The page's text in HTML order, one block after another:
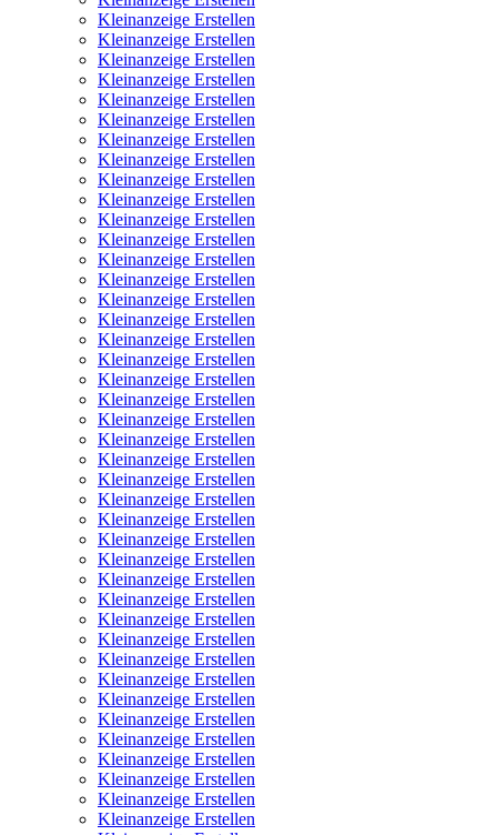
Kleinanzeige Erstellen
Kleinanzeige Erstellen
Kleinanzeige Erstellen
Kleinanzeige Erstellen
Kleinanzeige Erstellen
Kleinanzeige Erstellen
Kleinanzeige Erstellen
Kleinanzeige Erstellen
Kleinanzeige Erstellen
Kleinanzeige Erstellen
Kleinanzeige Erstellen
Kleinanzeige Erstellen
Kleinanzeige Erstellen
Kleinanzeige Erstellen
Kleinanzeige Erstellen
Kleinanzeige Erstellen
Kleinanzeige Erstellen
Kleinanzeige Erstellen
Kleinanzeige Erstellen
Kleinanzeige Erstellen
Kleinanzeige Erstellen
Kleinanzeige Erstellen
Kleinanzeige Erstellen
Kleinanzeige Erstellen
Kleinanzeige Erstellen
Kleinanzeige Erstellen
Kleinanzeige Erstellen
Kleinanzeige Erstellen
Kleinanzeige Erstellen
Kleinanzeige Erstellen
Kleinanzeige Erstellen
Kleinanzeige Erstellen
Kleinanzeige Erstellen
Kleinanzeige Erstellen
Kleinanzeige Erstellen
Kleinanzeige Erstellen
Kleinanzeige Erstellen
Kleinanzeige Erstellen
Kleinanzeige Erstellen
Kleinanzeige Erstellen
Kleinanzeige Erstellen